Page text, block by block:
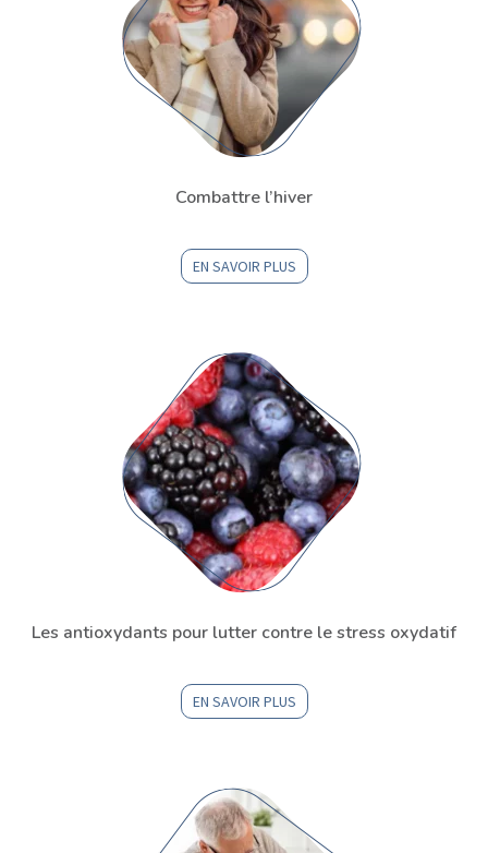
Combattre l’hiver
EN SAVOIR PLUS
Les antioxydants pour lutter contre le stress oxydatif
EN SAVOIR PLUS